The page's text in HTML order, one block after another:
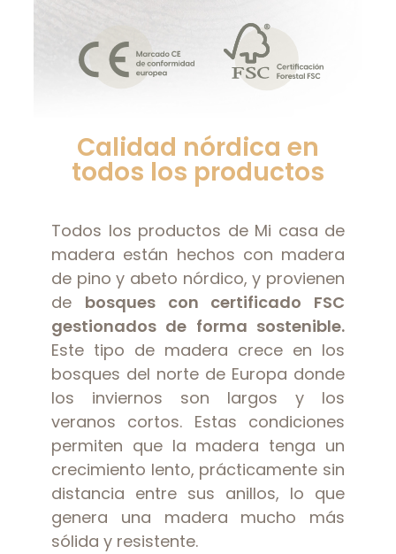
Calidad nórdica en
todos los productos
Todos los productos de Mi casa de
madera están hechos con madera
de pino y abeto nórdico, y provienen
de bosques con certificado FSC
gestionados de forma sostenible.
Este tipo de madera crece en los
bosques del norte de Europa donde
los inviernos son largos y los
veranos cortos. Estas condiciones
permiten que la madera tenga un
crecimiento lento, prácticamente sin
distancia entre sus anillos, lo que
genera una madera mucho más
sólida y resistente.